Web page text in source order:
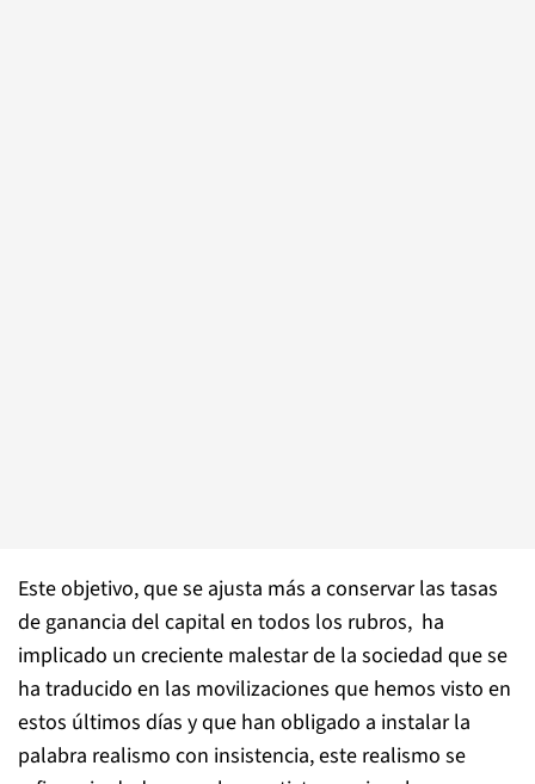
Este objetivo, que se ajusta más a conservar las tasas
de ganancia del capital en todos los rubros, ha
implicado un creciente malestar de la sociedad que se
ha traducido en las movilizaciones que hemos visto en
estos últimos días y que han obligado a instalar la
palabra realismo con insistencia, este realismo se